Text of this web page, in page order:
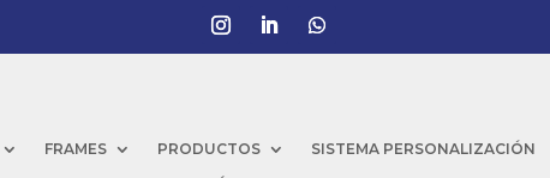
FRAMES PRODUCTOS SISTEMA PERSONALIZACIÓN